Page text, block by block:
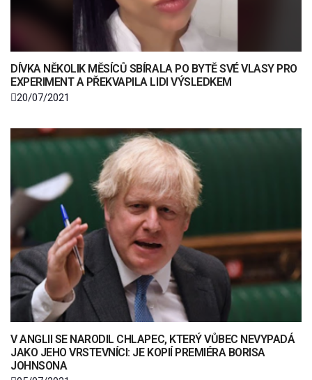
DÍVKA NĚKOLIK MĚSÍCŮ SBÍRALA PO BYTĚ SVÉ VLASY PRO
EXPERIMENT A PŘEKVAPILA LIDI VÝSLEDKEM
20/07/2021
V ANGLII SE NARODIL CHLAPEC, KTERÝ VŮBEC NEVYPADÁ
JAKO JEHO VRSTEVNÍCI: JE KOPIÍ PREMIÉRA BORISA
JOHNSONA